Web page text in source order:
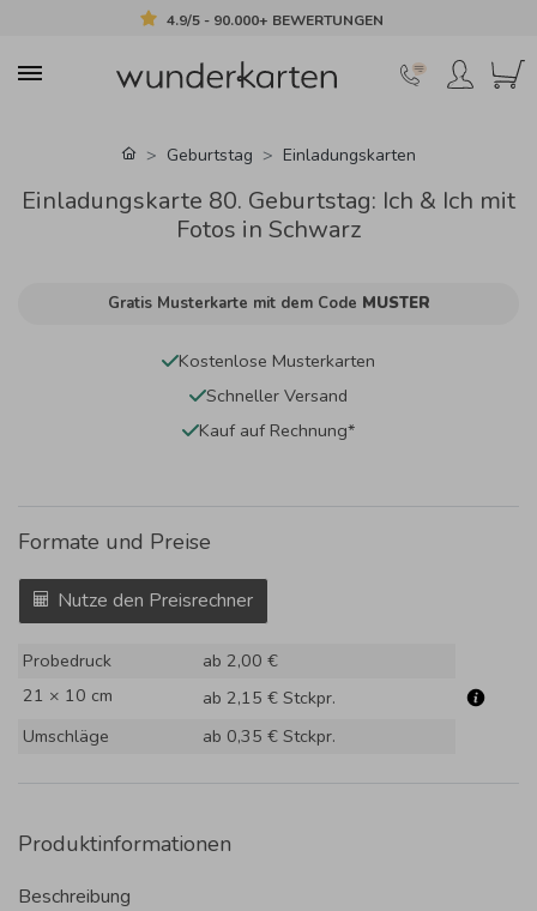
4.9/5 - 90.000+ BEWERTUNGEN
Geburtstag Einladungskarten
Einladungskarte 80. Geburtstag: Ich & Ich mit
Fotos in Schwarz
Gratis Musterkarte mit dem Code MUSTER
Kostenlose Musterkarten
Schneller Versand
Kauf auf Rechnung*
Formate und Preise
Nutze den Preisrechner
Probedruck
ab 2,00 €
21 × 10 cm
ab 2,15 € Stckpr.
Umschläge
ab 0,35 € Stckpr.
Produktinformationen
Beschreibung